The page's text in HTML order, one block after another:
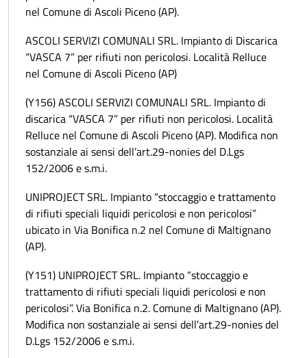
nel Comune di Ascoli Piceno (AP).
ASCOLI SERVIZI COMUNALI SRL. Impianto di Discarica
“VASCA 7” per rifiuti non pericolosi. Località Relluce
nel Comune di Ascoli Piceno (AP)
(Y156) ASCOLI SERVIZI COMUNALI SRL. Impianto di
discarica “VASCA 7” per rifiuti non pericolosi. Località
Relluce nel Comune di Ascoli Piceno (AP). Modifica non
sostanziale ai sensi dell’art.29-nonies del D.Lgs
152/2006 e s.m.i.
UNIPROJECT SRL. Impianto “stoccaggio e trattamento
di rifiuti speciali liquidi pericolosi e non pericolosi”
ubicato in Via Bonifica n.2 nel Comune di Maltignano
(AP).
(Y151) UNIPROJECT SRL. Impianto “stoccaggio e
trattamento di rifiuti speciali liquidi pericolosi e non
pericolosi”. Via Bonifica n.2. Comune di Maltignano (AP).
Modifica non sostanziale ai sensi dell’art.29-nonies del
D.Lgs 152/2006 e s.m.i.